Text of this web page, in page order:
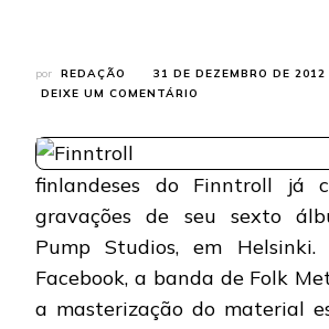
por REDAÇÃO
31 DE DEZEMBRO DE 2012
DEIXE UM COMENTÁRIO
GRAVAÇÕES
DO
SEXTO
MASTERIZAÇÃO
SERÁ
JANEIRO
finlandeses do Finntroll já
gravações de seu sexto
Pump Studios, em
Facebook, a banda de Folk
a masterização do material